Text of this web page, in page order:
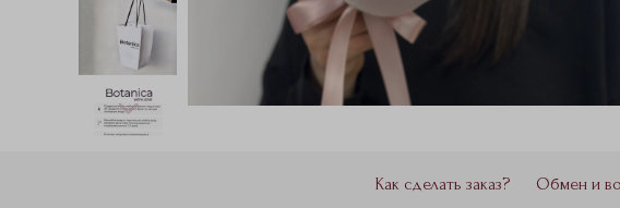
Как сделать заказ? Обмен и